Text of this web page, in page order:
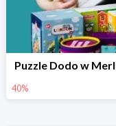
Puzzle Dodo w
40%